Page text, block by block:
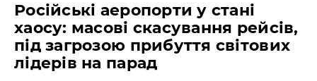
Російські аеропорти у стані
хаосу: масові скасування рейсів,
під загрозою прибуття світових
лідерів на парад